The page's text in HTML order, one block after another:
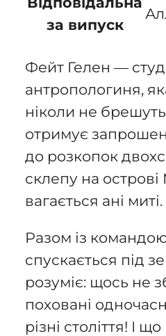
за випуск
Фейт Гелен —
антропологиня,
ніколи не
отримує
до розкопок
склепу на
вагається ані миті.
Разом із
спускається під
розуміє: щось не
поховані
різні століття! І